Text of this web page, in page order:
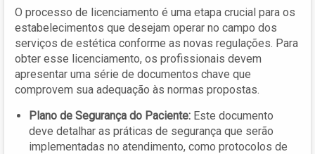
O processo de licenciamento é uma etapa crucial para os
estabelecimentos que desejam operar no campo dos
serviços de estética conforme as novas regulações. Para
obter esse licenciamento, os profissionais devem
apresentar uma série de documentos chave que
comprovem sua adequação às normas propostas.
Plano de Segurança do Paciente: Este documento
deve detalhar as práticas de segurança que serão
implementadas no atendimento, como protocolos de